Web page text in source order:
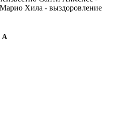
Хила - выздоровление
А